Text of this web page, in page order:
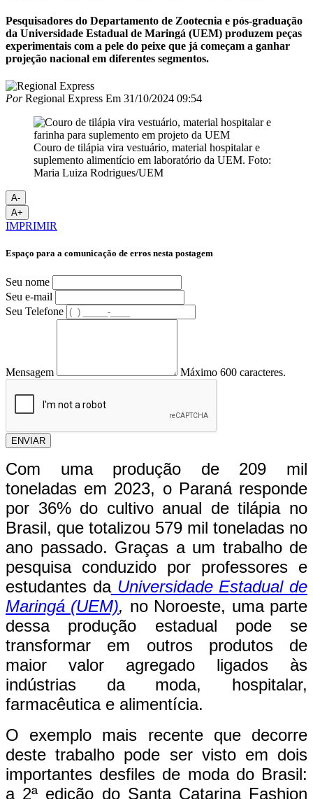
Pesquisadores do Departamento de Zootecnia e pós-graduação
da Universidade Estadual de Maringá (UEM) produzem peças
experimentais com a pele do peixe que já começam a ganhar
projeção nacional em diferentes segmentos.
PorRegional Express Em 31/10/2024 09:54
Couro de tilápia vira vestuário, material hospitalar e
suplemento alimentício em laboratório da UEM. Foto:
Maria Luiza Rodrigues/UEM
A-
A+
IMPRIMIR
Espaço para a comunicação de erros nesta postagem
Seu nome
Seu e-mail
Seu Telefone
Mensagem Máximo 600 caracteres.
ENVIAR
Com uma produção de 209 mil
toneladas em 2023, o Paraná responde
por 36% do cultivo anual de tilápia no
Brasil, que totalizou 579 mil toneladas no
ano passado. Graças a um trabalho de
pesquisa conduzido por professores e
estudantes daUniversidade Estadual de
Maringá (UEM), no Noroeste, uma parte
dessa produção estadual pode se
transformar em outros produtos de
maior valor agregado ligados às
indústrias da moda, hospitalar,
farmacêutica e alimentícia.
O exemplo mais recente que decorre
deste trabalho pode ser visto em dois
importantes desfiles de moda do Brasil:
a 2ª edição do Santa Catarina Fashion